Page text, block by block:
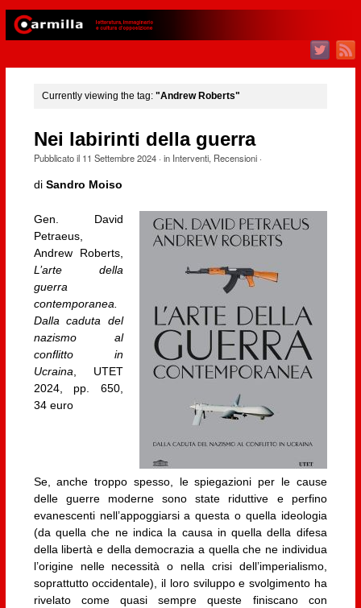
Currently viewing the tag: "Andrew Roberts"
Nei labirinti della guerra
Pubblicato il 11 Settembre 2024· in Interventi, Recensioni·
di Sandro Moiso
Gen. David
Petraeus,
Andrew Roberts,
L’arte della
guerra
contemporanea.
Dalla caduta del
nazismo al
conflitto in
Ucraina, UTET
2024, pp. 650,
34 euro
Se, anche troppo spesso, le spiegazioni per le cause
delle guerre moderne sono state riduttive e perfino
evanescenti nell’appoggiarsi a questa o quella ideologia
(da quella che ne indica la causa in quella della difesa
della libertà e della democrazia a quella che ne individua
l’origine nelle necessità o nella crisi dell’imperialismo,
soprattutto occidentale), il loro sviluppo e svolgimento ha
rivelato come quasi sempre queste finiscano con